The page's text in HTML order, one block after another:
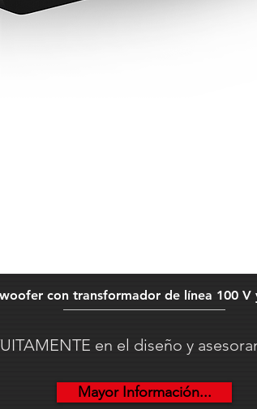
con transformador de línea 100 V
en el diseño y
Mayor Información...